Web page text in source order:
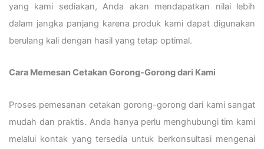
yang kami sediakan, Anda akan mendapatkan nilai lebih
dalam jangka panjang karena produk kami dapat digunakan
berulang kali dengan hasil yang tetap optimal.
Cara Memesan Cetakan Gorong-Gorong dari Kami
Proses pemesanan cetakan gorong-gorong dari kami sangat
mudah dan praktis. Anda hanya perlu menghubungi tim kami
melalui kontak yang tersedia untuk berkonsultasi mengenai